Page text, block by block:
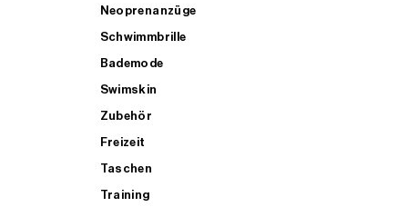
Neoprenanzüge
Schwimmbrille
Bademode
Swimskin
Zubehör
Freizeit
Taschen
Training